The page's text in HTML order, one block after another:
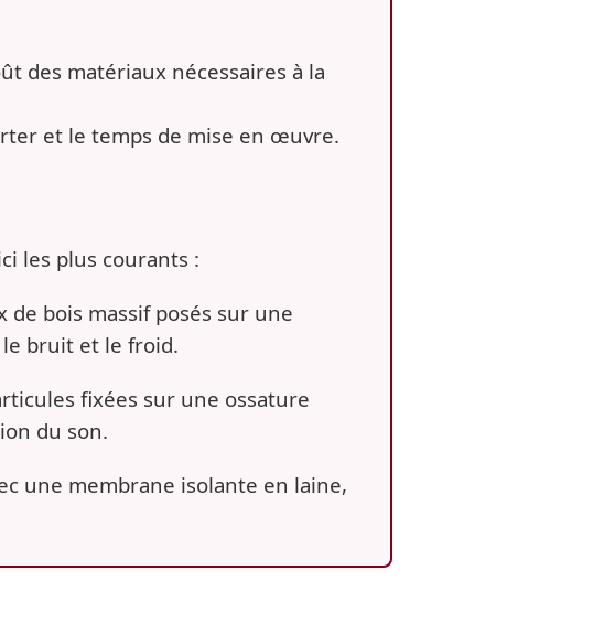
des matériaux nécessaires à la
et le temps de mise en œuvre.
les plus courants :
de bois massif posés sur une
bruit et le froid.
fixées sur une ossature
du son.
une membrane isolante en laine,